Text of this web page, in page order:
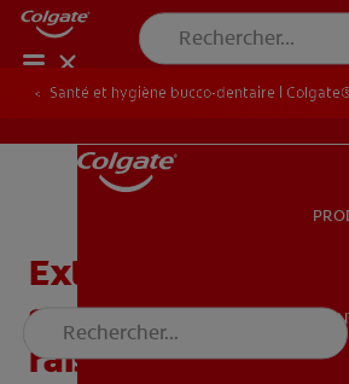
POUR LES
SANTÉ BUCCO-
Santé et hygiène bucco-dentaire |
Extractions des
sagesse : pour
raisons ?